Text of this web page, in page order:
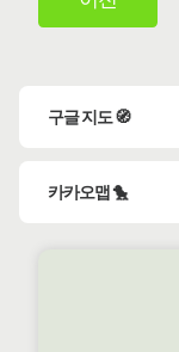
구글 지도 🧭
카카오맵 🐤